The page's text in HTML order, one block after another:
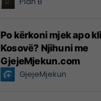
Po kërkoni mjek apo
Kosovë? Njihuni me
GjejeMjekun.com
GjejeMjekun